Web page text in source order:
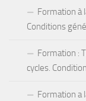
Formation à
Conditions
Formation :
cycles.
Formation a